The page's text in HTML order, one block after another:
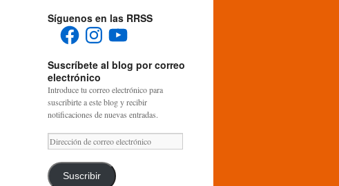
Síguenos en las RRSS
FacebookInstagramYouTube
Suscríbete al blog por correo
electrónico
Introduce tu correo electrónico para
suscribirte a este blog y recibir
notificaciones de nuevas entradas.
Dirección
de
correo
electrónico
Suscribir